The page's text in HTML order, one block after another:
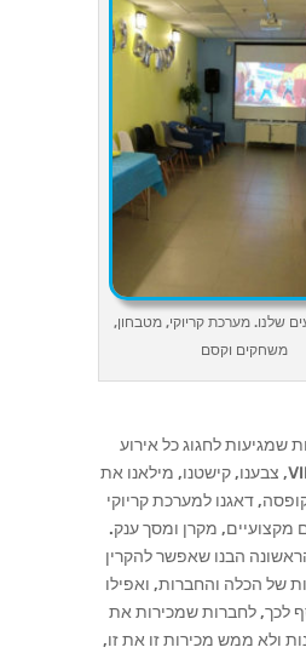
שלנו. מערכת קריוקי, מטבחון,
משחקים וקסם
שמגיעות לחגוג כל אירוע
שהוא, הקמנו חדר VIP, צבענו, קישטנו, מילאנו את
דאגנו למערכת קריוקי
מקצועיים, מקרן ומסך ענק.
הבנו שאפשר להקרין
של הכלה והחברות, ואפילו
לכך, לחברות שמכירות את
ולא ממש מכירות זו את זו,